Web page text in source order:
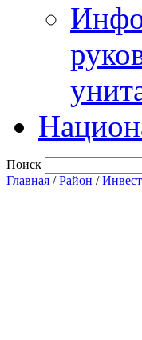
Поиск
Главная /Район /